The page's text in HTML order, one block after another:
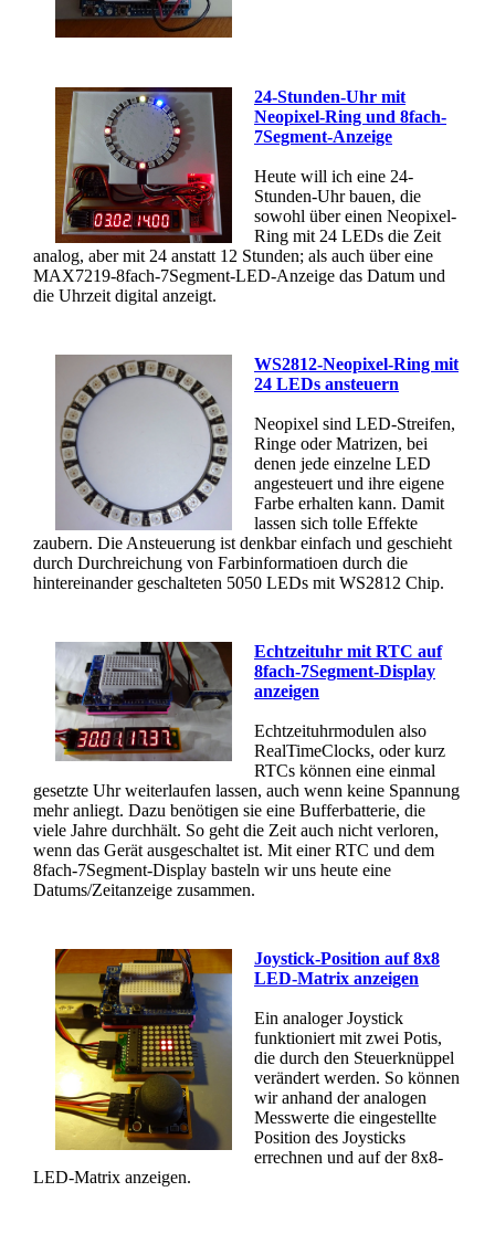
24-Stunden-Uhr mit
Neopixel-Ring und 8fach-
7Segment-Anzeige
Heute will ich eine 24-
Stunden-Uhr bauen, die
sowohl über einen Neopixel-
Ring mit 24 LEDs die Zeit
analog, aber mit 24 anstatt 12 Stunden; als auch über eine
MAX7219-8fach-7Segment-LED-Anzeige das Datum und
die Uhrzeit digital anzeigt.
WS2812-Neopixel-Ring mit
24 LEDs ansteuern
Neopixel sind LED-Streifen,
Ringe oder Matrizen, bei
denen jede einzelne LED
angesteuert und ihre eigene
Farbe erhalten kann. Damit
lassen sich tolle Effekte
zaubern. Die Ansteuerung ist denkbar einfach und geschieht
durch Durchreichung von Farbinformatioen durch die
hintereinander geschalteten 5050 LEDs mit WS2812 Chip.
Echtzeituhr mit RTC auf
8fach-7Segment-Display
anzeigen
Echtzeituhrmodulen also
RealTimeClocks, oder kurz
RTCs können eine einmal
gesetzte Uhr weiterlaufen lassen, auch wenn keine Spannung
mehr anliegt. Dazu benötigen sie eine Bufferbatterie, die
viele Jahre durchhält. So geht die Zeit auch nicht verloren,
wenn das Gerät ausgeschaltet ist. Mit einer RTC und dem
8fach-7Segment-Display basteln wir uns heute eine
Datums/Zeitanzeige zusammen.
Joystick-Position auf 8x8
LED-Matrix anzeigen
Ein analoger Joystick
funktioniert mit zwei Potis,
die durch den Steuerknüppel
verändert werden. So können
wir anhand der analogen
Messwerte die eingestellte
Position des Joysticks
errechnen und auf der 8x8-
LED-Matrix anzeigen.